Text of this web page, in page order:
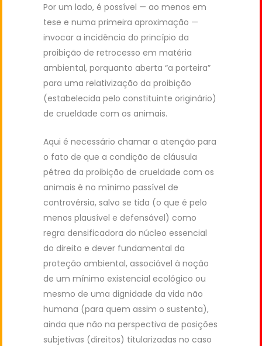
Por um lado, é possível — ao menos em
tese e numa primeira aproximação —
invocar a incidência do princípio da
proibição de retrocesso em matéria
ambiental, porquanto aberta “a porteira”
para uma relativização da proibição
(estabelecida pelo constituinte originário)
de crueldade com os animais.
Aqui é necessário chamar a atenção para
o fato de que a condição de cláusula
pétrea da proibição de crueldade com os
animais é no mínimo passível de
controvérsia, salvo se tida (o que é pelo
menos plausível e defensável) como
regra densificadora do núcleo essencial
do direito e dever fundamental da
proteção ambiental, associável à noção
de um mínimo existencial ecológico ou
mesmo de uma dignidade da vida não
humana (para quem assim o sustenta),
ainda que não na perspectiva de posições
subjetivas (direitos) titularizadas no caso